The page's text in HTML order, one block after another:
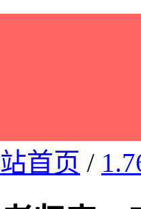
首页 /